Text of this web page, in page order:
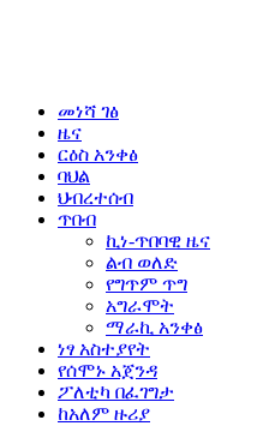
መነሻ ገፅ
ዜና
ርዕስ አንቀፅ
ባህል
ህብረተሰብ
ጥበብ
ኪነ-ጥበባዊ ዜና
ልብ ወለድ
የግጥም ጥግ
አግራሞት
ማራኪ አንቀፅ
ነፃ አስተያየት
የሰሞኑ አጀንዳ
ፖለቲካ በፈገግታ
ከአለም ዙሪያ